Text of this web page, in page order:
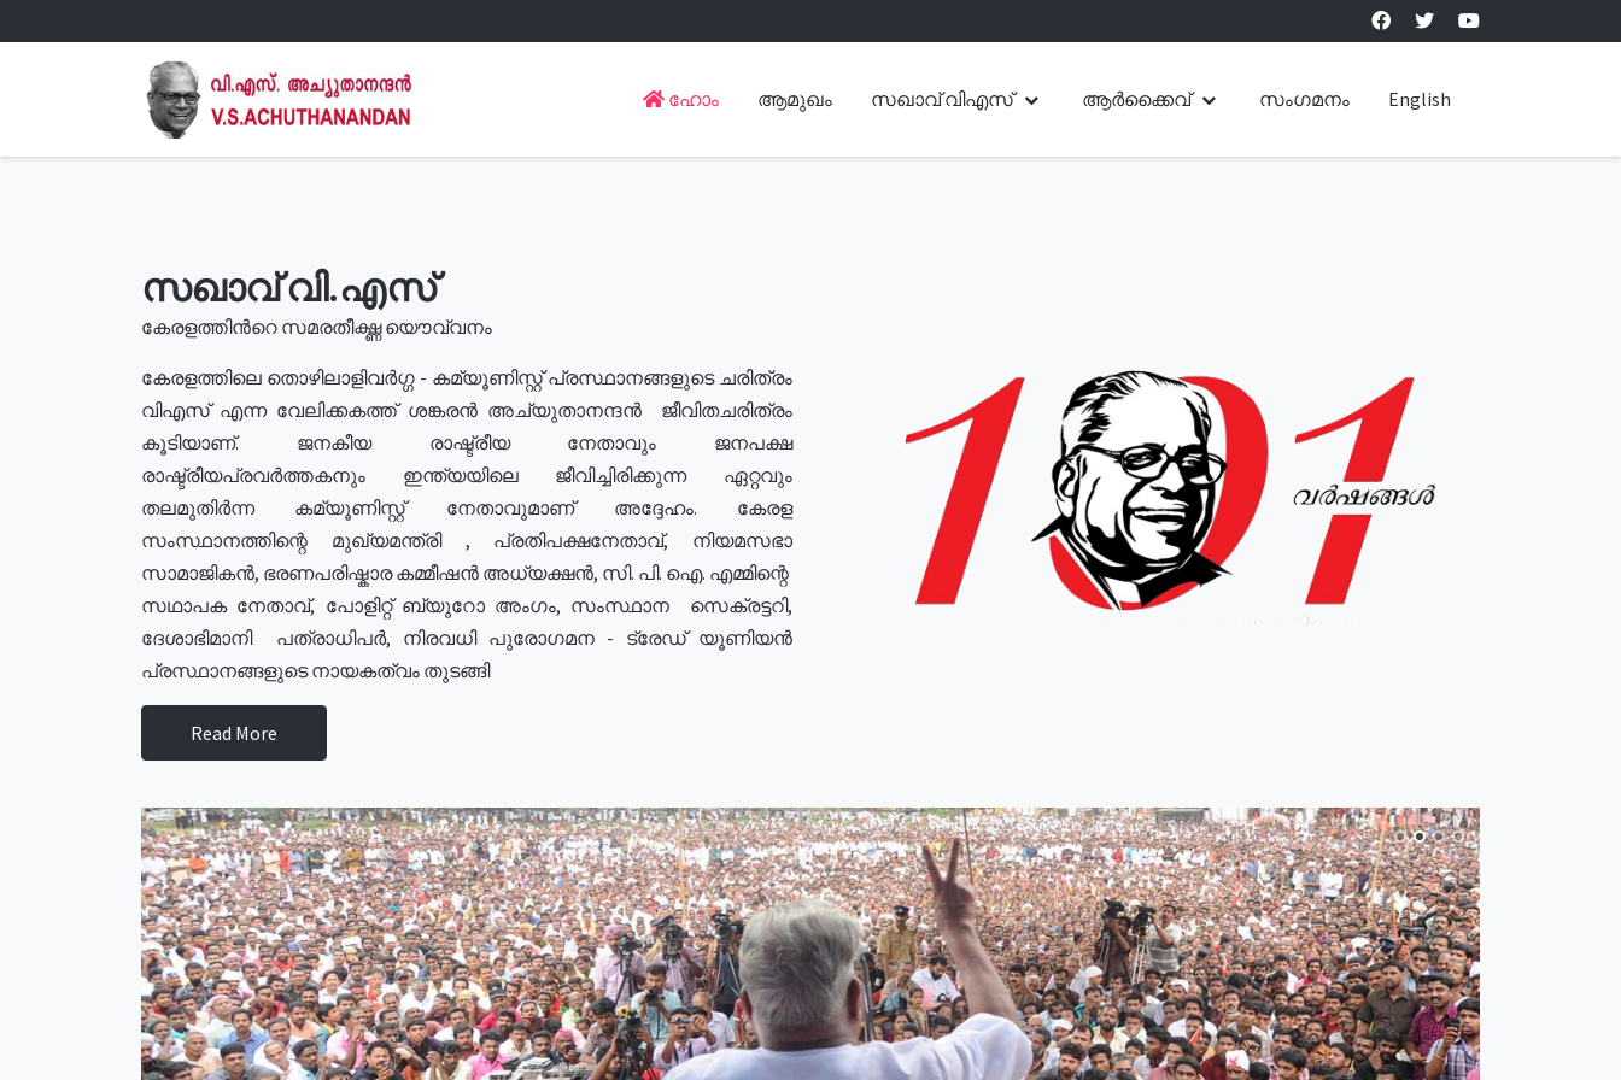
ഹോം ആമുഖം സഖാവ് വിഎസ് ആർക്കൈവ് സംഗമനം English
സഖാവ് വി.എസ്
കേരളത്തിൻറെ സമരതീക്ഷ്ണ യൌവ്വനം
കേരളത്തിലെ തൊഴിലാളിവർഗ്ഗ - കമ്യൂണിസ്റ്റ് പ്രസ്ഥാനങ്ങളുടെ ചരിത്രം
വിഎസ് എന്ന വേലിക്കകത്ത് ശങ്കരൻ അച്യുതാനന്ദൻ ജീവിതചരിത്രം
കൂടിയാണ്. ജനകീയ രാഷ്ട്രീയ നേതാവും ജനപക്ഷ
രാഷ്ട്രീയപ്രവർത്തകനും ഇന്ത്യയിലെ ജീവിച്ചിരിക്കുന്ന ഏറ്റവും
തലമുതിർന്ന കമ്യൂണിസ്റ്റ് നേതാവുമാണ് അദ്ദേഹം. കേരള
സംസ്ഥാനത്തിന്റെ മുഖ്യമന്ത്രി , പ്രതിപക്ഷനേതാവ്, നിയമസഭാ
സാമാജികൻ, ഭരണപരിഷ്കാര കമ്മീഷൻ അധ്യക്ഷൻ, സി. പി. ഐ. എമ്മിന്റെ
സഥാപക നേതാവ്, പോളിറ്റ് ബ്യുറോ അംഗം, സംസ്ഥാന സെക്രട്ടറി,
ദേശാഭിമാനി പത്രാധിപർ, നിരവധി പുരോഗമന - ട്രേഡ് യൂണിയൻ
പ്രസ്ഥാനങ്ങളുടെ നായകത്വം തുടങ്ങി
Read More